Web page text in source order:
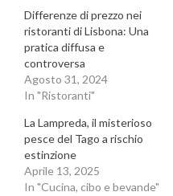
Differenze di prezzo nei
ristoranti di Lisbona: Una
pratica diffusa e
controversa
Agosto 31, 2024
In "Ristoranti"
La Lampreda, il misterioso
pesce del Tago a rischio
estinzione
Aprile 13, 2025
In "Cucina, cibo e bevande"